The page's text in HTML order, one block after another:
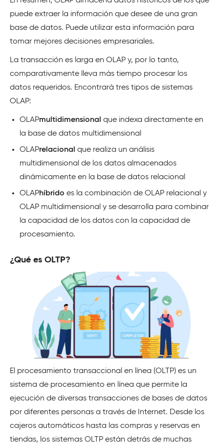
puede extraer la información que desee de una gran
base de datos. Puede utilizar esta información para
tomar mejores decisiones empresariales.
La transacción es larga en OLAP y, por lo tanto,
comparativamente lleva más tiempo procesar los
datos requeridos. Encontrará tres tipos de sistemas
OLAP:
OLAPmultidimensional que indexa directamente en
la base de datos multidimensional
OLAPrelacional que realiza un análisis
multidimensional de los datos almacenados
dinámicamente en la base de datos relacional
OLAPhíbrido es la combinación de OLAP relacional y
OLAP multidimensional y se desarrolla para combinar
la capacidad de los datos con la capacidad de
procesamiento.
¿Qué es OLTP?
El procesamiento transaccional en línea (OLTP) es un
sistema de procesamiento en línea que permite la
ejecución de diversas transacciones de bases de datos
por diferentes personas a través de Internet. Desde los
cajeros automáticos hasta las compras y reservas en
tiendas, los sistemas OLTP están detrás de muchas